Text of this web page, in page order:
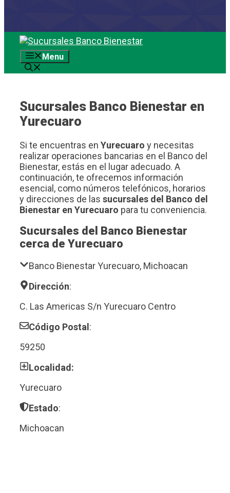
Saltar
contenidoMenu
Sucursales Banco Bienestar en
Yurecuaro
Si te encuentras en Yurecuaro y necesitas
realizar operaciones bancarias en el Banco del
Bienestar, estás en el lugar adecuado. A
continuación, te ofrecemos información
esencial, como números telefónicos, horarios
y direcciones de las sucursales del Banco del
Bienestar en Yurecuaro para tu conveniencia.
Sucursales del Banco Bienestar
cerca de Yurecuaro
Banco Bienestar Yurecuaro, Michoacan
Dirección:
C. Las Americas S/n Yurecuaro Centro
Código Postal:
59250
Localidad:
Yurecuaro
Estado:
Michoacan